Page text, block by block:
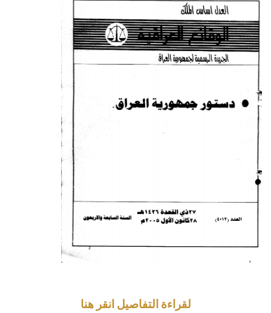
لقراءة التفاصيل انقر هنا